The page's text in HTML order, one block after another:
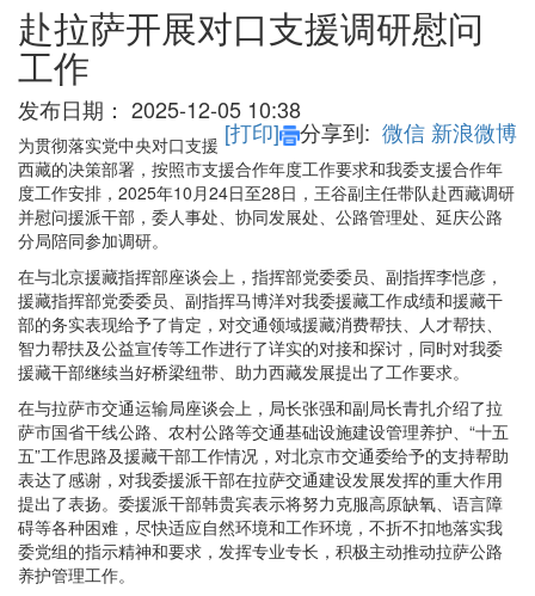
赴拉萨开展对口支援调研慰问
工作
发布日期： 2025-12-05 10:38
[打印] 分享到: 微信 新浪微博
为贯彻落实党中央对口支援
西藏的决策部署，按照市支援合作年度工作要求和我委支援合作年
度工作安排，2025年10月24日至28日，王谷副主任带队赴西藏调研
并慰问援派干部，委人事处、协同发展处、公路管理处、延庆公路
分局陪同参加调研。
在与北京援藏指挥部座谈会上，指挥部党委委员、副指挥李恺彦，
援藏指挥部党委委员、副指挥马博洋对我委援藏工作成绩和援藏干
部的务实表现给予了肯定，对交通领域援藏消费帮扶、人才帮扶、
智力帮扶及公益宣传等工作进行了详实的对接和探讨，同时对我委
援藏干部继续当好桥梁纽带、助力西藏发展提出了工作要求。
在与拉萨市交通运输局座谈会上，局长张强和副局长青扎介绍了拉
萨市国省干线公路、农村公路等交通基础设施建设管理养护、“十五
五”工作思路及援藏干部工作情况，对北京市交通委给予的支持帮助
表达了感谢，对我委援派干部在拉萨交通建设发展发挥的重大作用
提出了表扬。委援派干部韩贵宾表示将努力克服高原缺氧、语言障
碍等各种困难，尽快适应自然环境和工作环境，不折不扣地落实我
委党组的指示精神和要求，发挥专业专长，积极主动推动拉萨公路
养护管理工作。